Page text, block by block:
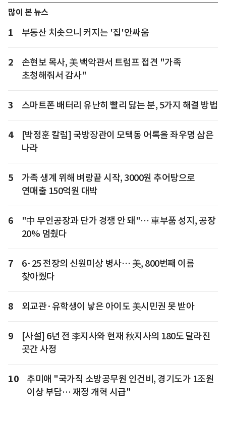
많이 본 뉴스
1 부동산 치솟으니 커지는 '집'안싸움
2
손현보 목사, 美 백악관서 트럼프 접견 "가족
초청해줘서 감사"
3 스마트폰 배터리 유난히 빨리 닳는 분, 5가지 해결 방법
4
[박정훈 칼럼] 국방장관이 모택동 어록을 좌우명 삼은
나라
5
가족 생계 위해 벼랑끝 시작, 3000원 추어탕으로
연매출 150억원 대박
6
"中 무인공장과 단가 경쟁 안 돼"… 車부품 성지, 공장
20% 멈췄다
7
6·25 전장의 신원미상 병사… 美, 800번째 이름
찾아줬다
8 외교관·유학생이 낳은 아이도 美시민권 못 받아
9
[사설] 6년 전 李지사와 현재 秋지사의 180도 달라진
곳간 사정
10
추미애 "국가직 소방공무원 인건비, 경기도가 1조원
이상 부담… 재정 개혁 시급"